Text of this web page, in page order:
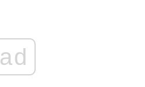
ad